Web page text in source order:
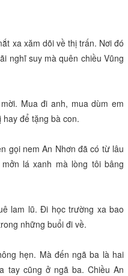
xa xăm dõi về thị trấn. Nơi đó
nghĩ suy mà quên chiều Vũng
Mua đi anh, mua dùm em
để tặng bà con.
gọi nem An Nhơn đã có từ lâu
lá xanh mà lòng tôi bâng
lam lũ. Đi học trường xa bao
những buổi đi về.
hẹn. Mà đến ngã ba là hai
tay cũng ở ngã ba. Chiều An